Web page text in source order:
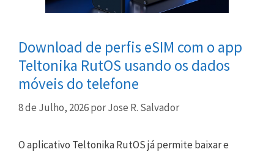
Download de perfis eSIM com o app
Teltonika RutOS usando os dados
móveis do telefone
8 de Julho, 2026porJose R. Salvador
O aplicativo Teltonika RutOS já permite baixar e